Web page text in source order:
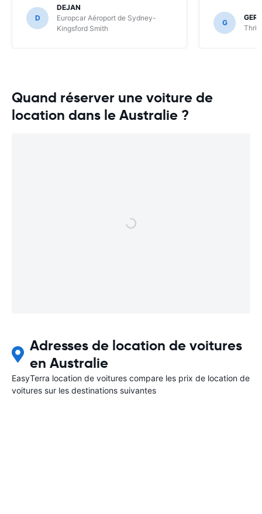
D
DEJAN
Europcar Aéroport de Sydney-
Kingsford Smith
G
Quand réserver une voiture de
location dans le Australie ?
Adresses de location de voitures
en Australie
EasyTerra location de voitures compare les prix de location de
voitures sur les destinations suivantes